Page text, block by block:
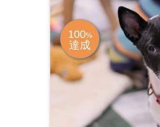
100%
達成